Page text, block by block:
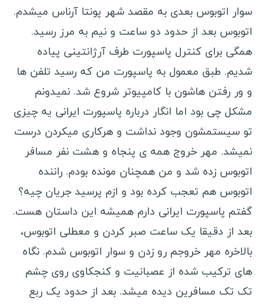
زیمباوه
تونس
سوار اتوبوس بعدی به مقصد شهر پونتا آرناس میشدم.
اتوبوس بعد از حدود دو ساعت و نیم به مرز رسید.
همگی برای کنترل پاسپورت طرف آرژانتینی پیاده
شدیم. طبق معمول به پاسپورت من که رسید تلفن ها
و ور رفتن هاشون با کامپیوتر شروع شد. نمیدونم
مشکل چی بود اما انگار درباره پاسپورت ایرانی یه چیزی
تو سیستمشون وجود نداشت و هرکاری میکردن درست
نمیشد. مهر خروج همه ی پنجاه و هشت نفر مسافر
اتوبوس زده شد و من همچنان مونده بودم. راننده
اتوبوس هم تعجب کرده بود و ازم پرسید جریان چیه؟
گفتم پاسپورت ایرانی دارم همیشه این داستان هست.
بعد از دقیقا یک‌ ساعت صبر کردن و معطلی اتوبوس،
بالاخره مهر خروجم رو زدن و سوار اتوبوس شدم. نگاه
های ترکیب شده از عصبانیت و کنجکاوی روی چشم
تک تک مسافرین دیده میشد. بعد از حدود یک ربع